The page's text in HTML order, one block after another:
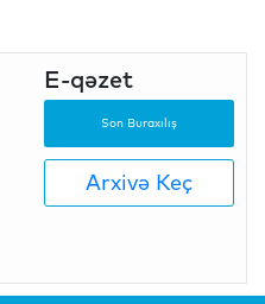
E-qəzet
Son Buraxılış
Arxivə Keç